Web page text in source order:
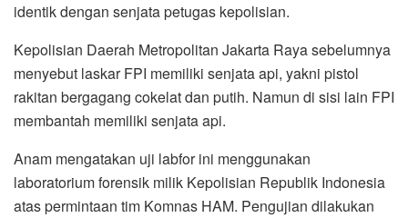
identik dengan senjata petugas kepolisian.
Kepolisian Daerah Metropolitan Jakarta Raya sebelumnya
menyebut laskar FPI memiliki senjata api, yakni pistol
rakitan bergagang cokelat dan putih. Namun di sisi lain FPI
membantah memiliki senjata api.
Anam mengatakan uji labfor ini menggunakan
laboratorium forensik milik Kepolisian Republik Indonesia
atas permintaan tim Komnas HAM. Pengujian dilakukan